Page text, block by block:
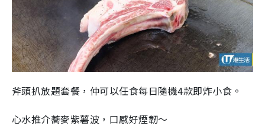
斧頭扒放題套餐，仲可以任食每日隨機4款即炸小食。
心水推介蕎麥紫薯波，口感好煙韌～